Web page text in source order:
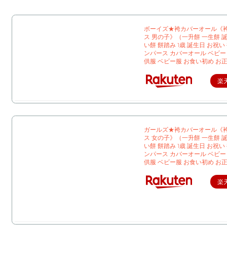
ボーイズ★袴カバーオール《
ス 男の子》（一升餅 一生餅
い餅 餅踏み 1歳 誕生日 お祝い
ンパース カバーオール ベビ
供服 ベビー服 お食い初め お
楽
ガールズ★袴カバーオール《
ス 女の子》（一升餅 一生餅
い餅 餅踏み 1歳 誕生日 お祝い
ンパース カバーオール ベビ
供服 ベビー服 お食い初め お
楽